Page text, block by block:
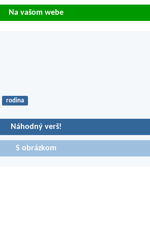
Na vašom webe
rodina
Náhodný verš!
S obrázkom